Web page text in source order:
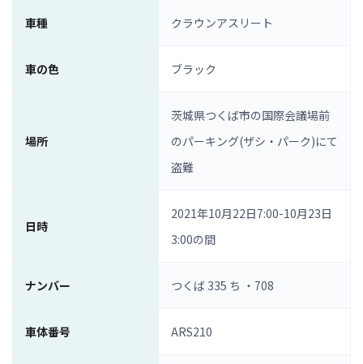
車種 クラウンアスリート
車の色 ブラック
場所
茨城県つくば市の国際会議場前
のパーキング(ザシ・パーク)にて
盗難
日時
2021年10月22日7:00-10月23日
3:00の間
ナンバー つくば 335 ち ・708
車体番号 ARS210